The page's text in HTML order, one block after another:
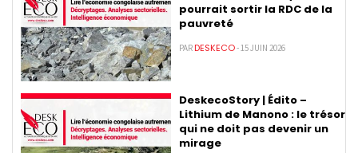
pourrait sortir la RDC de la
pauvreté
PAR DESKECO- 15 JUIN 2026
DeskecoStory | Édito –
Lithium de Manono : le trésor
qui ne doit pas devenir un
mirage